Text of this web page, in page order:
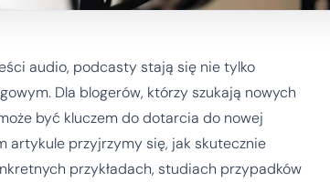
audio, podcasty stają się nie tylko
Dla blogerów, którzy szukają nowych
być kluczem do dotarcia do nowej
artykule przyjrzymy się, jak skutecznie
przykładach, studiach przypadków